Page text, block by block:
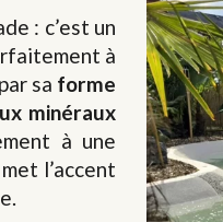
: c’est un
à
sa forme
minéraux
à une
l’accent